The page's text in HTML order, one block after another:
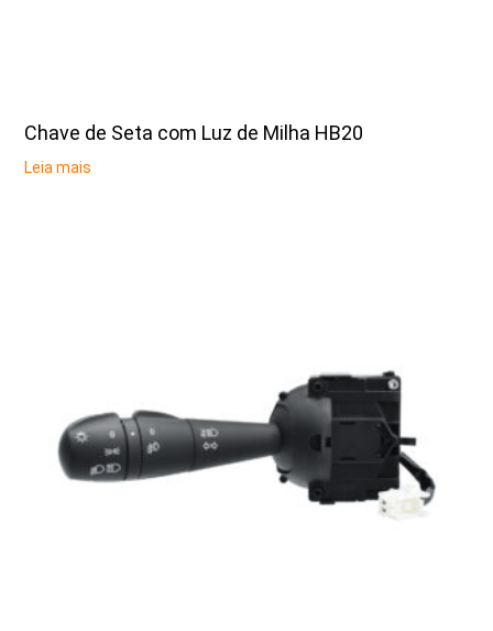
Chave de Seta com Luz de Milha HB20
Leia mais